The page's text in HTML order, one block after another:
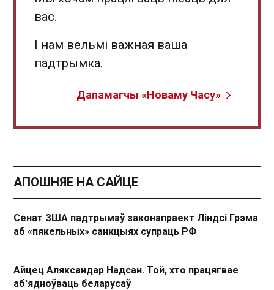
вас.
І нам вельмі важная ваша
падтрымка.
Дапамагчы «Новаму Часу»
АПОШНЯЕ НА САЙЦЕ
Сенат ЗША падтрымаў законапраект Ліндсі Грэма
аб «пякельных» санкцыях супраць РФ
Айцец Аляксандар Надсан. Той, хто працягвае
аб'ядноўваць беларусаў